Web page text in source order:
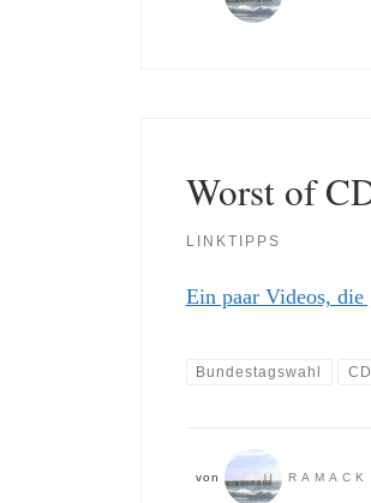
Worst of
LINKTIPPS
Ein paar Videos,
Bundestagswahl
von RAMACK